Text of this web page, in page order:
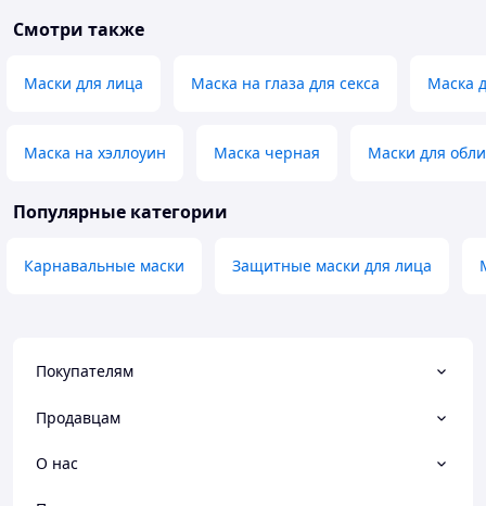
Смотри также
Маски для лица Маска на глаза для секса Маска
Маска на хэллоуин Маска черная Маски для
Популярные категории
Карнавальные маски Защитные маски для лица
Покупателям
Продавцам
О нас